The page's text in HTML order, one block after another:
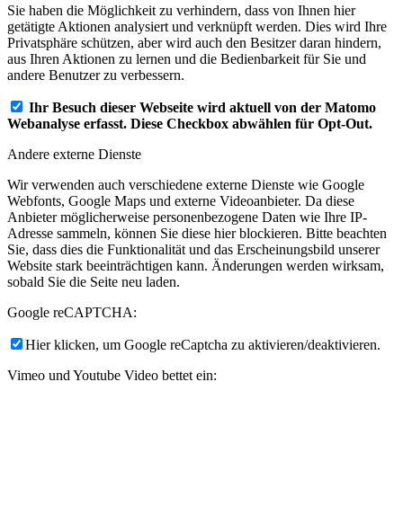
Sie haben die Möglichkeit zu verhindern, dass von Ihnen hier
getätigte Aktionen analysiert und verknüpft werden. Dies wird Ihre
Privatsphäre schützen, aber wird auch den Besitzer daran hindern,
aus Ihren Aktionen zu lernen und die Bedienbarkeit für Sie und
andere Benutzer zu verbessern.
Ihr Besuch dieser Webseite wird aktuell von der Matomo
Webanalyse erfasst. Diese Checkbox abwählen für Opt-Out.
Andere externe Dienste
Wir verwenden auch verschiedene externe Dienste wie Google
Webfonts, Google Maps und externe Videoanbieter. Da diese
Anbieter möglicherweise personenbezogene Daten wie Ihre IP-
Adresse sammeln, können Sie diese hier blockieren. Bitte beachten
Sie, dass dies die Funktionalität und das Erscheinungsbild unserer
Website stark beeinträchtigen kann. Änderungen werden wirksam,
sobald Sie die Seite neu laden.
Google reCAPTCHA:
Hier klicken, um Google reCaptcha zu aktivieren/deaktivieren.
Vimeo und Youtube Video bettet ein: